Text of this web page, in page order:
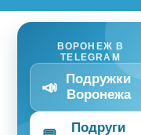
ВОРОНЕЖ В
TELEGRAM
📣
Подружки
Воронежа
Подруги